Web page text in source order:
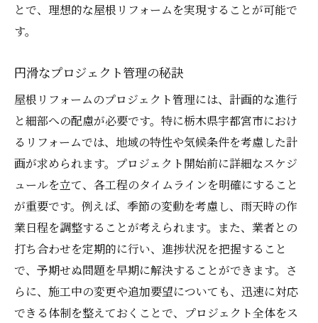
とで、理想的な屋根リフォームを実現することが可能で
す。
円滑なプロジェクト管理の秘訣
屋根リフォームのプロジェクト管理には、計画的な進行
と細部への配慮が必要です。特に栃木県宇都宮市におけ
るリフォームでは、地域の特性や気候条件を考慮した計
画が求められます。プロジェクト開始前に詳細なスケジ
ュールを立て、各工程のタイムラインを明確にすること
が重要です。例えば、季節の変動を考慮し、雨天時の作
業日程を調整することが考えられます。また、業者との
打ち合わせを定期的に行い、進捗状況を把握すること
で、予期せぬ問題を早期に解決することができます。さ
らに、施工中の変更や追加要望についても、迅速に対応
できる体制を整えておくことで、プロジェクト全体をス